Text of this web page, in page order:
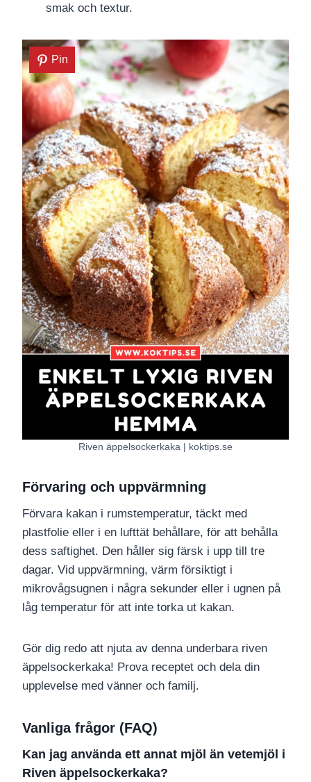
smak och textur.
Pin
Riven äppelsockerkaka | koktips.se
Förvaring och uppvärmning
Förvara kakan i rumstemperatur, täckt med
plastfolie eller i en lufttät behållare, för att behålla
dess saftighet. Den håller sig färsk i upp till tre
dagar. Vid uppvärmning, värm försiktigt i
mikrovågsugnen i några sekunder eller i ugnen på
låg temperatur för att inte torka ut kakan.
Gör dig redo att njuta av denna underbara riven
äppelsockerkaka! Prova receptet och dela din
upplevelse med vänner och familj.
Vanliga frågor (FAQ)
Kan jag använda ett annat mjöl än vetemjöl i
Riven äppelsockerkaka?